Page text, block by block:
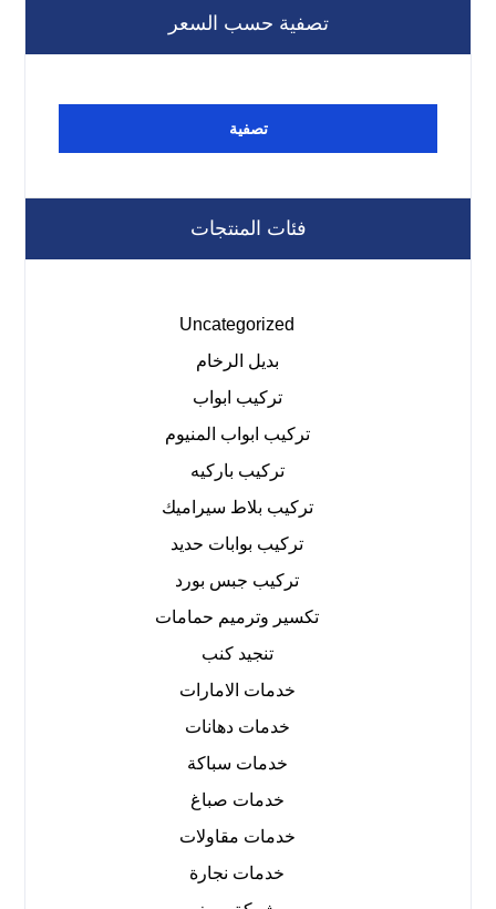
تصفية حسب السعر
تصفية
فئات المنتجات
Uncategorized
بديل الرخام
تركيب ابواب
تركيب ابواب المنيوم
تركيب باركيه
تركيب بلاط سيراميك
تركيب بوابات حديد
تركيب جبس بورد
تكسير وترميم حمامات
تنجيد كنب
خدمات الامارات
خدمات دهانات
خدمات سباكة
خدمات صباغ
خدمات مقاولات
خدمات نجارة